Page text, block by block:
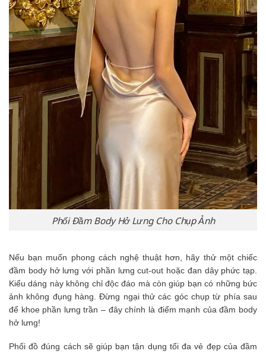
Phối Đầm Body Hở Lưng Cho Chụp Ảnh
Nếu bạn muốn phong cách nghệ thuật hơn, hãy thử một chiếc
đầm body hở lưng với phần lưng cut-out hoặc đan dây phức tạp.
Kiểu dáng này không chỉ độc đáo mà còn giúp bạn có những bức
ảnh không đụng hàng. Đừng ngại thử các góc chụp từ phía sau
để khoe phần lưng trần – đây chính là điểm mạnh của đầm body
hở lưng!
Phối đồ đúng cách sẽ giúp bạn tận dụng tối đa vẻ đẹp của đầm